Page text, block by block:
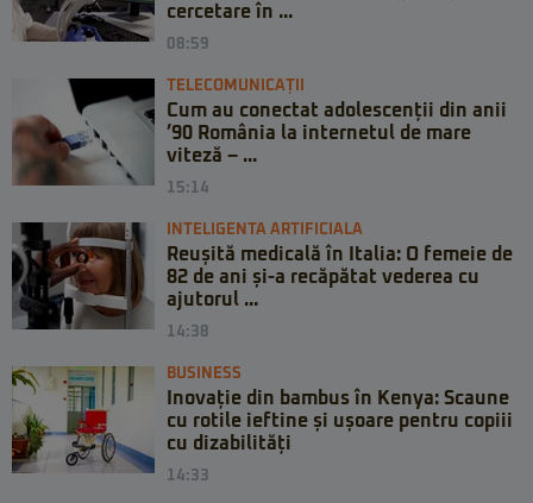
cercetare în ...
08:59
TELECOMUNICAȚII
Cum au conectat adolescenții din anii
’90 România la internetul de mare
viteză – ...
15:14
INTELIGENTA ARTIFICIALA
Reușită medicală în Italia: O femeie de
82 de ani și-a recăpătat vederea cu
ajutorul ...
14:38
BUSINESS
Inovație din bambus în Kenya: Scaune
cu rotile ieftine și ușoare pentru copiii
cu dizabilități
14:33